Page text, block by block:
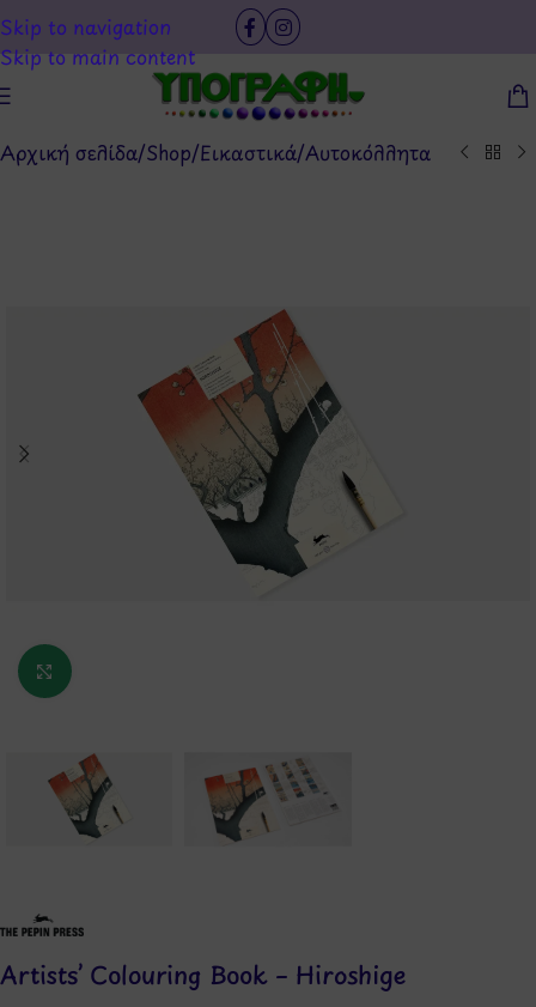
Skip to navigation
Skip to main content
Αρχική σελίδα/Shop/Εικαστικά/Αυτοκόλλητα
Κάντε κλικ για μεγέθυνση
Artists’ Colouring Book – Hiroshige